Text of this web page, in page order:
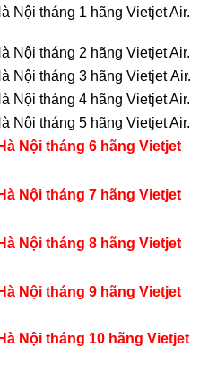
Nội tháng 1 hãng Vietjet Air.
Nội tháng 2 hãng Vietjet Air.
Nội tháng 3 hãng Vietjet Air.
Nội tháng 4 hãng Vietjet Air.
Nội tháng 5 hãng Vietjet Air.
Nội tháng 6 hãng Vietjet
Nội tháng 7 hãng Vietjet
Nội tháng 8 hãng Vietjet
Nội tháng 9 hãng Vietjet
Nội tháng 10 hãng Vietjet